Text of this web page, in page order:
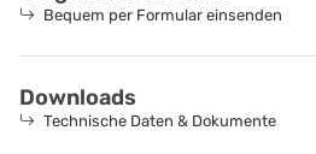
Bequem per Formular einsenden
Downloads
Technische Daten & Dokumente